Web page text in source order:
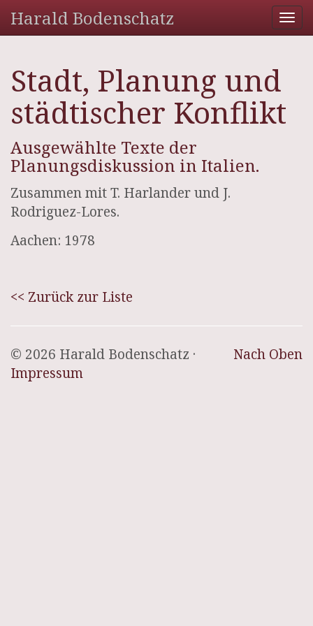
Harald Bodenschatz
Stadt, Planung und
städtischer Konflikt
Ausgewählte Texte der
Planungsdiskussion in Italien.
Zusammen mit T. Harlander und J.
Rodriguez-Lores.
Aachen: 1978
<< Zurück zur Liste
Nach Oben
© 2026 Harald Bodenschatz ·
Impressum